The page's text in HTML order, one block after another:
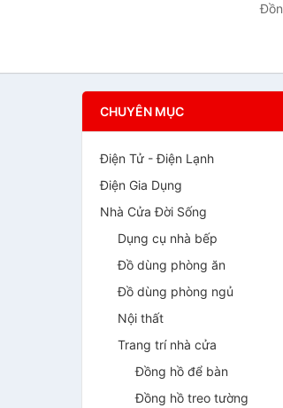
CHUYÊN MỤC
Điện Tử - Điện Lạnh
Điện Gia Dụng
Nhà Cửa Đời Sống
Dụng cụ nhà bếp
Đồ dùng phòng ăn
Đồ dùng phòng ngủ
Nội thất
Trang trí nhà cửa
Đồng hồ để bàn
Đồng hồ treo tường